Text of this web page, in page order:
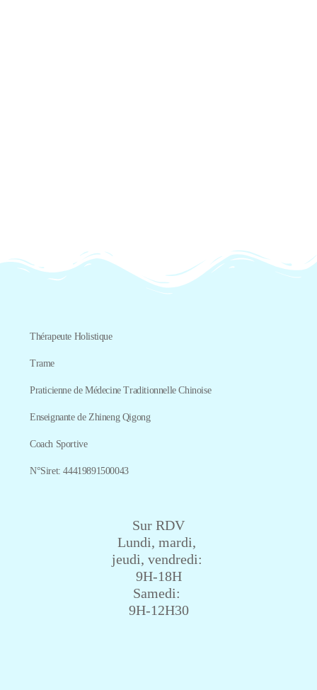
Thérapeute Holistique
Trame
Praticienne de Médecine Traditionnelle Chinoise
Enseignante de Zhineng Qigong
Coach Sportive
N°Siret: 44419891500043
Sur RDV
Lundi, mardi,
jeudi, vendredi:
9H-18H
Samedi:
9H-12H30